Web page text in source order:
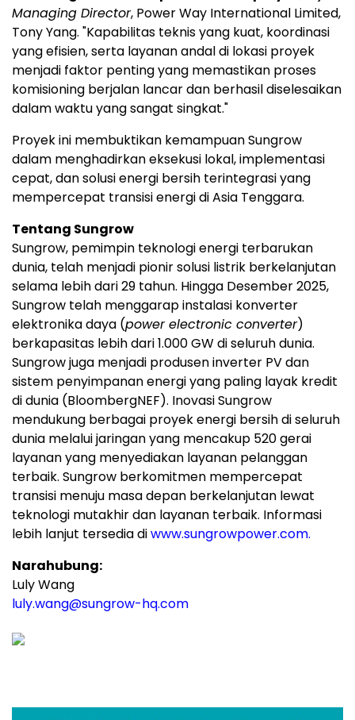
Managing Director, Power Way International Limited,
Tony Yang. "Kapabilitas teknis yang kuat, koordinasi
yang efisien, serta layanan andal di lokasi proyek
menjadi faktor penting yang memastikan proses
komisioning berjalan lancar dan berhasil diselesaikan
dalam waktu yang sangat singkat."
Proyek ini membuktikan kemampuan Sungrow
dalam menghadirkan eksekusi lokal, implementasi
cepat, dan solusi energi bersih terintegrasi yang
mempercepat transisi energi di Asia Tenggara.
Tentang Sungrow
Sungrow, pemimpin teknologi energi terbarukan
dunia, telah menjadi pionir solusi listrik berkelanjutan
selama lebih dari 29 tahun. Hingga Desember 2025,
Sungrow telah menggarap instalasi konverter
elektronika daya (power electronic converter)
berkapasitas lebih dari 1.000 GW di seluruh dunia.
Sungrow juga menjadi produsen inverter PV dan
sistem penyimpanan energi yang paling layak kredit
di dunia (BloombergNEF). Inovasi Sungrow
mendukung berbagai proyek energi bersih di seluruh
dunia melalui jaringan yang mencakup 520 gerai
layanan yang menyediakan layanan pelanggan
terbaik. Sungrow berkomitmen mempercepat
transisi menuju masa depan berkelanjutan lewat
teknologi mutakhir dan layanan terbaik. Informasi
lebih lanjut tersedia diwww.sungrowpower.com.
Narahubung:
Luly Wang
luly.wang@sungrow-hq.com